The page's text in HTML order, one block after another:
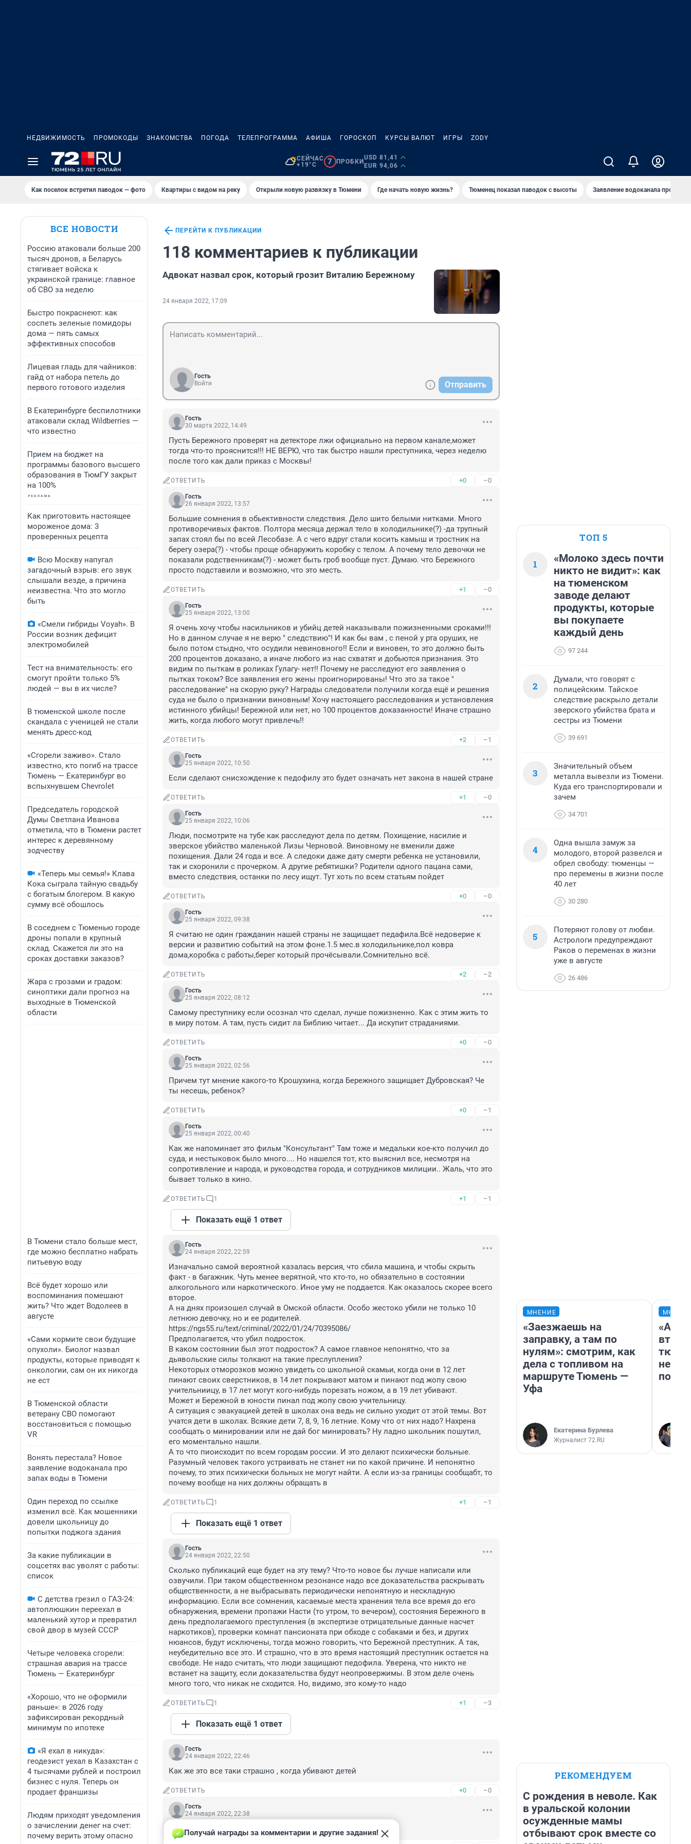
НЕДВИЖИМОСТЬ ПРОМОКОДЫ ЗНАКОМСТВА ПОГОДА ТЕЛЕПРОГРАММА АФИША ГОРОСКОП КУРСЫ ВАЛЮТ ИГРЫ ZODY
СЕЙЧАС
+19°C
7 ПРОБКИ
USD 81,41
EUR 94,06
Как поселок встретил паводок — фото Квартиры с видом на реку Открыли новую развязку в Тюмени Где начать новую жизнь? Тюменец показал паводок с высоты Заявление водоканала про
ВСЕ НОВОСТИ
Россию атаковали больше 200
тысяч дронов, а Беларусь
стягивает войска к
украинской границе: главное
об СВО за неделю
Быстро покраснеют: как
соспеть зеленые помидоры
дома — пять самых
эффективных способов
Лицевая гладь для чайников:
гайд от набора петель до
первого готового изделия
В Екатеринбурге беспилотники
атаковали склад Wildberries —
что известно
Прием на бюджет на
программы базового высшего
образования в ТюмГУ закрыт
на 100%
Как приготовить настоящее
мороженое дома: 3
проверенных рецепта
Всю Москву напугал
загадочный взрыв: его звук
слышали везде, а причина
неизвестна. Что это могло
быть
«Смели гибриды Voyah». В
России возник дефицит
электромобилей
Тест на внимательность: его
смогут пройти только 5%
людей — вы в их числе?
В тюменской школе после
скандала с ученицей не стали
менять дресс-код
«Сгорели заживо». Стало
известно, кто погиб на трассе
Тюмень — Екатеринбург во
вспыхнувшем Chevrolet
Председатель городской
Думы Светлана Иванова
отметила, что в Тюмени растет
интерес к деревянному
зодчеству
«Теперь мы семья!» Клава
Кока сыграла тайную свадьбу
с богатым блогером. В какую
сумму всё обошлось
В соседнем с Тюменью городе
дроны попали в крупный
склад. Скажется ли это на
сроках доставки заказов?
Жара с грозами и градом:
синоптики дали прогноз на
выходные в Тюменской
области
В Тюмени стало больше мест,
где можно бесплатно набрать
питьевую воду
Всё будет хорошо или
воспоминания помешают
жить? Что ждет Водолеев в
августе
«Сами кормите свои будущие
опухоли». Биолог назвал
продукты, которые приводят к
онкологии, сам он их никогда
не ест
В Тюменской области
ветерану СВО помогают
восстановиться с помощью
VR
Вонять перестала? Новое
заявление водоканала про
запах воды в Тюмени
Один переход по ссылке
изменил всё. Как мошенники
довели школьницу до
попытки поджога здания
За какие публикации в
соцсетях вас уволят с работы:
список
С детства грезил о ГАЗ-24:
автоплюшкин переехал в
маленький хутор и превратил
свой двор в музей СССР
Четыре человека сгорели:
страшная авария на трассе
Тюмень — Екатеринбург
«Хорошо, что не оформили
раньше»: в 2026 году
зафиксирован рекордный
минимум по ипотеке
«Я ехал в никуда»:
геодезист уехал в Казахстан с
4 тысячами рублей и построил
бизнес с нуля. Теперь он
продает франшизы
Людям приходят уведомления
о зачислении денег на счет:
почему верить этому опасно
ПЕРЕЙТИ К ПУБЛИКАЦИИ
118 комментариев к публикации
Адвокат назвал срок, который грозит Виталию Бережному
24 января 2022, 17:09
Гость
Войти
Отправить
Гость
30 марта 2022, 14:49
Пусть Бережного проверят на детекторе лжи официально на первом канале,может
тогда что-то прояснится!!! НЕ ВЕРЮ, что так быстро нашли преступника, через неделю
после того как дали приказ с Москвы!
ОТВЕТИТЬ +0 –0
Гость
26 января 2022, 13:57
Большие сомнения в обьективности следствия. Дело шито белыми нитками. Много
противоречивых фактов. Полтора месяца держал тело в холодильнике(?) -да трупный
запах стоял бы по всей Лесобазе. А с чего вдруг стали косить камыш и тростник на
берегу озера(?) - чтобы проще обнаружить коробку с телом. А почему тело девочки не
показали родственникам(?) - может быть гроб вообще пуст. Думаю. что Бережного
просто подставили и возможно, что это месть.
ОТВЕТИТЬ +1 –0
Гость
25 января 2022, 13:00
Я очень хочу чтобы насильников и убийц детей наказывали пожизненными сроками!!!
Но в данном случае я не верю " следствию"! И как бы вам , с пеной у рта оруших, не
было потом стыдно, что осудили невиновного!! Если и виновен, то это должно быть
200 процентов доказано, а иначе любого из нас схватят и добьются признания. Это
видим по пыткам в роликах Гулагу- нет!! Почему не расследуют его заявления о
пытках током? Все заявления его жены проигнорированы! Что это за такое "
расследование" на скорую руку? Награды следователи получили когда ещё и решения
суда не было о признании виновным! Хочу настоящего расследования и установления
истинного убийцы! Бережной или нет, но 100 процентов доказанности! Иначе страшно
жить, когда любого могут привлечь!!
ОТВЕТИТЬ +2 –1
Гость
25 января 2022, 10:50
Если сделают снисхождение к педофилу это будет означать нет закона в нашей стране
ОТВЕТИТЬ +1 –0
Гость
25 января 2022, 10:06
Люди, посмотрите на тубе как расследуют дела по детям. Похищение, насилие и
зверское убийство маленькой Лизы Черновой. Виновному не вменили даже
похищения. Дали 24 года и все. А следоки даже дату смерти ребенка не установили,
так и схоронили с прочерком. А другие ребятишки? Родители одного пацана сами,
вместо следствия, останки по лесу ищут. Тут хоть по всем статьям пойдет
ОТВЕТИТЬ +0 –0
Гость
25 января 2022, 09:38
Я считаю не один гражданин нашей страны не защищает педафила.Всё недоверие к
версии и развитию событий на этом фоне.1.5 мес.в холодильнике,пол ковра
дома,коробка с работы,берег который прочёсывали.Сомнительно всё.
ОТВЕТИТЬ +2 –2
Гость
25 января 2022, 08:12
Самому преступнику если осознал что сделал, лучше пожизненно. Как с этим жить то
в миру потом. А там, пусть сидит ла Библию читает... Да искупит страданиями.
ОТВЕТИТЬ +0 –0
Гость
25 января 2022, 02:56
Причем тут мнение какого-то Крошухина, когда Бережного защищает Дубровская? Че
ты несешь, ребенок?
ОТВЕТИТЬ +0 –1
Гость
25 января 2022, 00:40
Как же напоминает это фильм "Консультант" Там тоже и медальки кое-кто получил до
суда, и нестыковок было много.... Но нашелся тот, кто выяснил все, несмотря на
сопротивление и народа, и руководства города, и сотрудников милиции.. Жаль, что это
бывает только в кино.
ОТВЕТИТЬ 1 +1 –1
Показать ещё 1 ответ
Гость
24 января 2022, 22:59
Изначально самой вероятной казалась версия, что сбила машина, и чтобы скрыть
факт - в багажник. Чуть менее верятной, что кто-то, но обязательно в состоянии
алкогольного или наркотического. Иное уму не поддается. Как оказалось скорее всего
второе.
А на днях произошел случай в Омской области. Особо жестоко убили не только 10
летнюю девочку, но и ее родителей.
https://ngs55.ru/text/criminal/2022/01/24/70395086/
Предполагается, что убил подросток.
В каком состоянии был этот подросток? А самое главное непонятно, что за
дьявольские силы толкают на такие преслупления?
Некоторых отморозков можно увидеть со школьной скамьи, когда они в 12 лет
пинают своих сверстников, в 14 лет покрывают матом и пинают под жопу свою
учительниицу, в 17 лет могут кого-нибудь порезать ножом, а в 19 лет убивают.
Может и Бережной в юности пинал под жопу свою учительницу.
А ситуация с эвакуацией детей в школах она ведь не сильно уходит от этой темы. Вот
учатся дети в школах. Всякие дети 7, 8, 9, 16 летние. Кому что от них надо? Нахрена
сообщать о минировании или не дай бог минировать? Ну ладно школьник пошутил,
его моментально нашли.
А то что пиоисходит по всем городам россии. И это делают психически больные.
Разумный человек такого устраивать не станет ни по какой причине. И непонятно
почему, то этих психически больных не могут найти. А если из-за границы сообщабт, то
почему вообще на них должны обращать в
ОТВЕТИТЬ 1 +1 –1
Показать ещё 1 ответ
Гость
24 января 2022, 22:50
Сколько публикаций еще будет на эту тему? Что-то новое бы лучше написали или
озвучили. При таком общественном резонансе надо все доказательства раскрывать
общественности, а не выбрасывать периодически непонятную и нескладную
информацию. Если все сомнения, касаемые места хранения тела все время до его
обнаружения, времени пропажи Насти (то утром, то вечером), состояния Бережного в
день предполагаемого преступления (в экспертизе отрицательные данные насчет
наркотиков), проверки комнат пансионата при обходе с собаками и без, и других
нюансов, будут исключены, тогда можно говорить, что Бережной преступник. А так,
неубедительно все это. И страшно, что в это время настоящий преступник остается на
свободе. Не надо считать, что люди защищают педофила. Уверена, что никто не
встанет на защиту, если доказательства будут неопровержимы. В этом деле очень
много того, что никак не сходится. Но, видимо, это кому-то надо
ОТВЕТИТЬ 1 +1 –3
Показать ещё 1 ответ
Гость
24 января 2022, 22:46
Как же это все таки страшно , когда убивают детей
ОТВЕТИТЬ +0 –0
Гость
24 января 2022, 22:38
Кто-то чего-то боится, поэтому и торопятся.
Получай награды за комментарии и другие задания!
ТОП 5
1
«Молоко здесь почти
никто не видит»: как
на тюменском
заводе делают
продукты, которые
вы покупаете
каждый день
97 244
2
Думали, что говорят с
полицейским. Тайское
следствие раскрыло детали
зверского убийства брата и
сестры из Тюмени
39 691
3
Значительный объем
металла вывезли из Тюмени.
Куда его транспортировали и
зачем
34 701
4
Одна вышла замуж за
молодого, второй развелся и
обрел свободу: тюменцы —
про перемены в жизни после
40 лет
30 280
5
Потеряют голову от любви.
Астрологи предупреждают
Раков о переменах в жизни
уже в августе
26 486
МНЕНИЕ
«Заезжаешь на
заправку, а там по
нулям»: смотрим, как
дела с топливом на
маршруте Тюмень —
Уфа
Екатерина Бурлева
Журналист 72.RU
РЕКОМЕНДУЕМ
С рождения в неволе. Как
в уральской колонии
осужденные мамы
отбывают срок вместе со